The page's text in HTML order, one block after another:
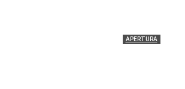
APERTURA